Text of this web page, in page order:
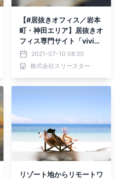
【#居抜きオフィス／岩本
町・神田エリア】居抜きオ
フィス専門サイト「vivi
t」に新区画を掲載しまし
た！
2021-07-10 08:30
株式会社スリースター
リゾート地からリモートワ